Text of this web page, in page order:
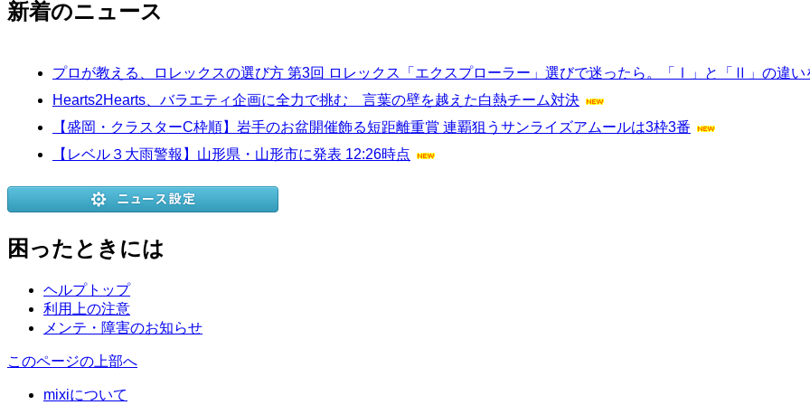
新着のニュース
プロが教える、ロレックスの選び方 第3回 ロレックス「エクスプローラー」選びで迷ったら。「Ⅰ」と「Ⅱ」の違い
Hearts2Hearts、バラエティ企画に全力で挑む 言葉の壁を越えた白熱チーム対決
【盛岡・クラスターC枠順】岩手のお盆開催飾る短距離重賞 連覇狙うサンライズアムールは3枠3番
【レベル３大雨警報】山形県・山形市に発表 12:26時点
困ったときには
ヘルプトップ
利用上の注意
メンテ・障害のお知らせ
このページの上部へ
mixiについて